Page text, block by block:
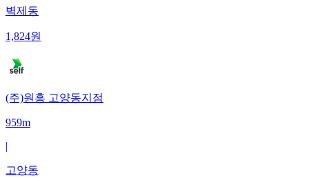
벽제동
1,824원
(주)원흥 고양동지점
959m
|
고양동